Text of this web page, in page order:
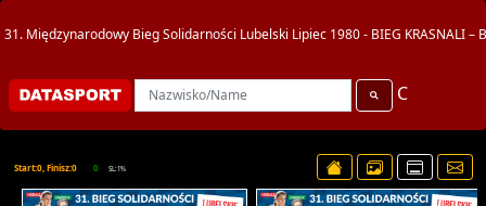
31. Międzynarodowy Bieg Solidarności Lubelski Lipiec 1980 - BIEG KRASNALI
C
Start:0, Finisz:0 0 SL:1%